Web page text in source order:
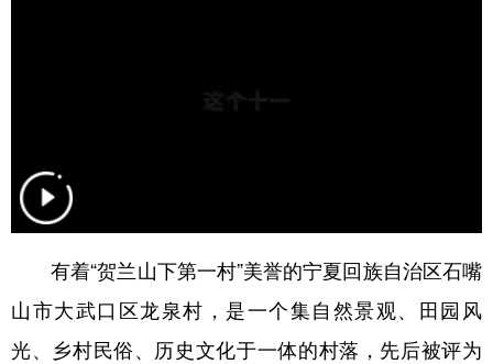
有着“贺兰山下第一村”美誉的宁夏回族自治区石嘴
山市大武口区龙泉村，是一个集自然景观、田园风
光、乡村民俗、历史文化于一体的村落，先后被评为